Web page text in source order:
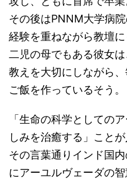
その後はPNNM大学病
経験を重ねながら教壇に
二児の母でもある彼女
教えを大切にしながら
ご飯を作っているそう。
「生命の科学としての
しみを治癒する」こと
その言葉通りインド国
にアーユルヴェーダの智